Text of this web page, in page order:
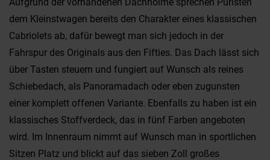
dem Kleinstwagen bereits den Charakter eines klassischen
Cabriolets ab, dafür bewegt man sich jedoch in der
Fahrspur des Originals aus den Fifties. Das Dach lässt sich
über Tasten steuern und fungiert auf Wunsch als reines
Schiebedach, als Panoramadach oder eben zugunsten
einer komplett offenen Variante. Ebenfalls zu haben ist ein
klassisches Stoffverdeck, das in fünf Farben angeboten
wird. Im Innenraum nimmt auf Wunsch man in sportlichen
Sitzen Platz und blickt auf das sieben Zoll großes